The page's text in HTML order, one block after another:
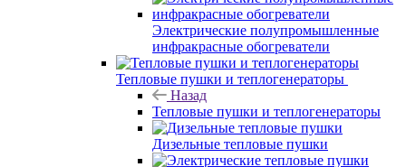
Электрические полупромышленные
инфракрасные обогреватели
Тепловые пушки и теплогенераторы
Назад
Тепловые пушки и теплогенераторы
Дизельные тепловые пушки